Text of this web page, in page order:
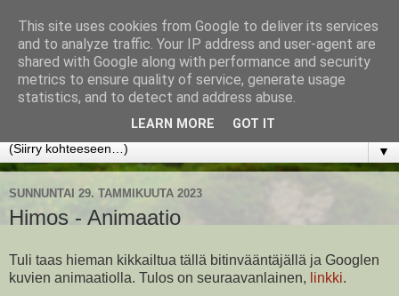
www.jyrkikokko.fi
Uusi Suunta - Jokainen hetki tarjoaa tilaisuuden muuttaa
▼
SUNNUNTAI 29. TAMMIKUUTA 2023
Himos - Animaatio
Tuli taas hieman kikkailtua tällä bitinvääntäjällä ja Googlen
kuvien animaatiolla. Tulos on seuraavanlainen, linkki.
This site uses cookies from Google to deliver its services
and to analyze traffic. Your IP address and user-agent are
shared with Google along with performance and security
metrics to ensure quality of service, generate usage
statistics, and to detect and address abuse.
LEARN MORE GOT IT